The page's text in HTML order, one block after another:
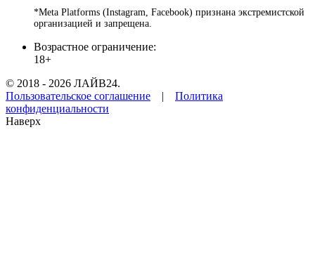
*Meta Platforms (Instagram, Facebook) признана экстремистской
организацией и запрещена.
Возрастное ограничение:
18+
© 2018 - 2026 ЛАЙВ24.
Пользовательское соглашение | Политика
конфиденциальности
Наверх